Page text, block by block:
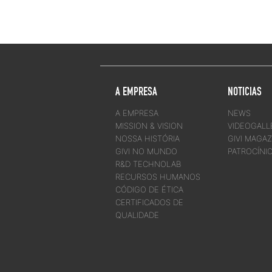
A EMPRESA
A EMPRESA
MISSION & VISION
NOSSA HISTÓRIA
GIVI NO MUNDO
R&D TECHNOLAB
RECURSOS HUMANOS
CÓDIGO DE ÉTICA
CERTIFICADOS DE
QUALIDADE
NOTICIAS
NEWS
GIVI